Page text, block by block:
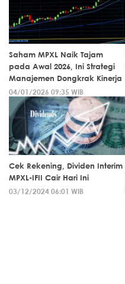
Saham MPXL Naik Tajam
pada Awal 2026, Ini Strategi
Manajemen Dongkrak Kinerja
04/01/2026 09:35 WIB
Cek Rekening, Dividen Interim
MPXL-IFII Cair Hari Ini
03/12/2024 06:01 WIB